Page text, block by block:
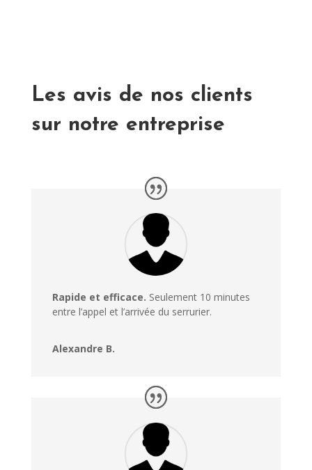
Les avis de nos clients
sur notre entreprise
Rapide et efficace. Seulement 10 minutes
entre l’appel et l’arrivée du serrurier.
Alexandre B.